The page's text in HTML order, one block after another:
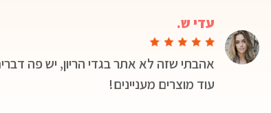
עדי ש.
אהבתי שזה לא אתר בגדי הריון, יש פה
עוד מוצרים מעניינים!